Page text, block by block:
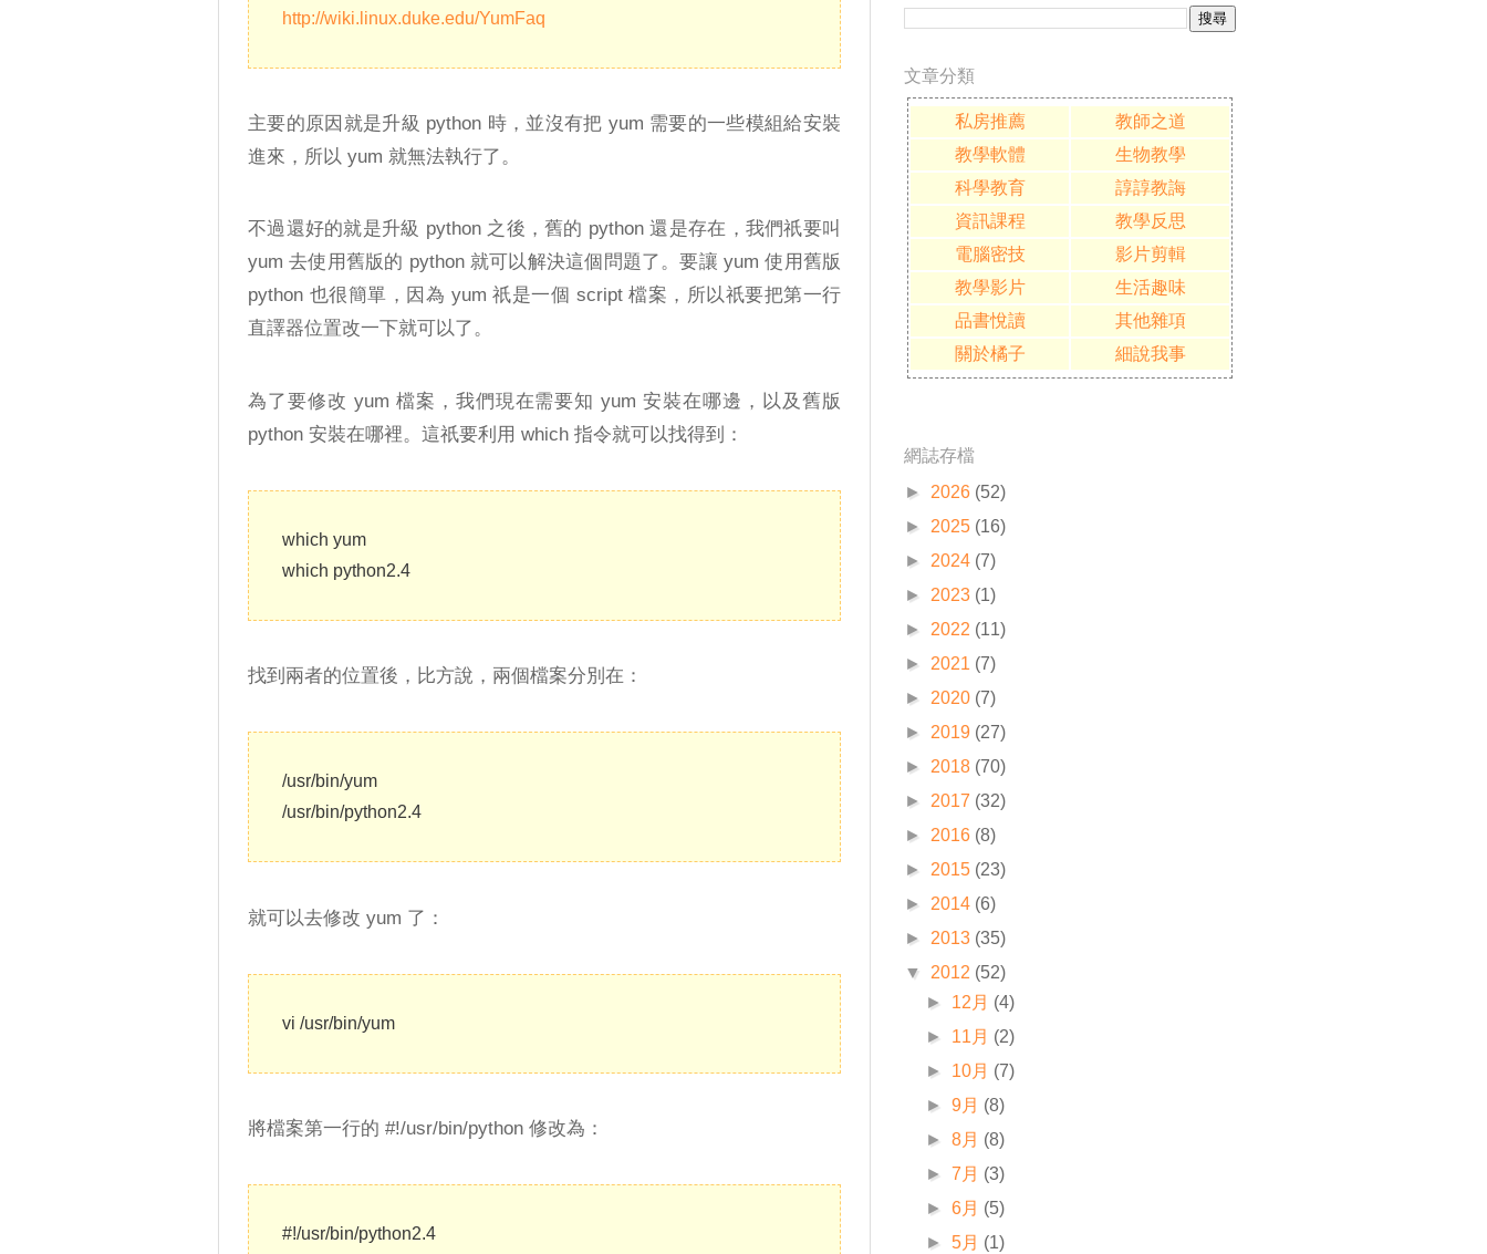
http://wiki.linux.duke.edu/YumFaq
主要的原因就是升級 python 時，並沒有把 yum 需要的一些模組給安裝
進來，所以 yum 就無法執行了。
不過還好的就是升級 python 之後，舊的 python 還是存在，我們祇要叫
yum 去使用舊版的 python 就可以解決這個問題了。要讓 yum 使用舊版
python 也很簡單，因為 yum 祇是一個 script 檔案，所以祇要把第一行
直譯器位置改一下就可以了。
為了要修改 yum 檔案，我們現在需要知 yum 安裝在哪邊，以及舊版
python 安裝在哪裡。這祇要利用 which 指令就可以找得到：
which yum
which python2.4
找到兩者的位置後，比方說，兩個檔案分別在：
/usr/bin/yum
/usr/bin/python2.4
就可以去修改 yum 了：
vi /usr/bin/yum
將檔案第一行的 #!/usr/bin/python 修改為：
#!/usr/bin/python2.4
文章分類
私房推薦
教師之道
教學軟體
生物教學
科學教育
諄諄教誨
資訊課程
教學反思
電腦密技
影片剪輯
教學影片
生活趣味
品書悅讀
其他雜項
關於橘子
細說我事
網誌存檔
► 2026 (52)
► 2025 (16)
► 2024 (7)
► 2023 (1)
► 2022 (11)
► 2021 (7)
► 2020 (7)
► 2019 (27)
► 2018 (70)
► 2017 (32)
► 2016 (8)
► 2015 (23)
► 2014 (6)
► 2013 (35)
▼
2012 (52)
► 12月 (4)
► 11月 (2)
► 10月 (7)
►9月 (8)
►8月 (8)
►7月 (3)
►6月 (5)
►5月 (1)